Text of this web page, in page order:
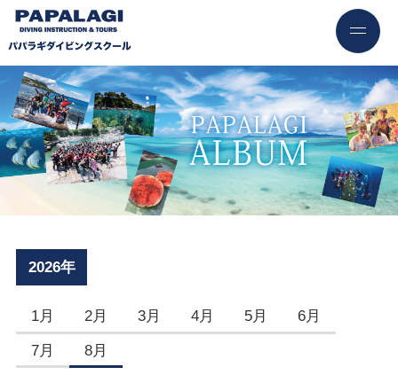
2026年
1月 2月 3月 4月 5月 6月
7月 8月